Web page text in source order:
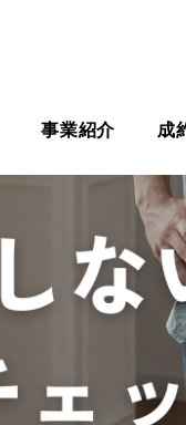
事業紹介 成